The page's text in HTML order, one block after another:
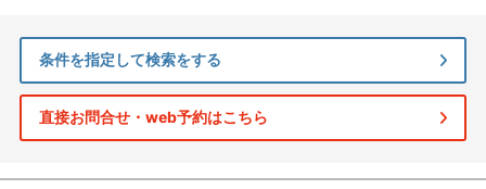
条件を指定して検索をする
直接お問合せ・web予約はこちら